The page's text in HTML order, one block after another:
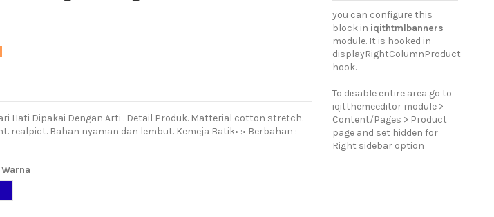
Hati Dipakai Dengan Arti . Detail Produk. Matterial cotton stretch.
realpict. Bahan nyaman dan lembut. Kemeja Batik• :• Berbahan :
you can configure this
block in iqithtmlbanners
module. It is hooked in
displayRightColumnProduct
hook.
To disable entire area go to
iqitthemeeditor module >
Content/Pages > Product
page and set hidden for
Right sidebar option